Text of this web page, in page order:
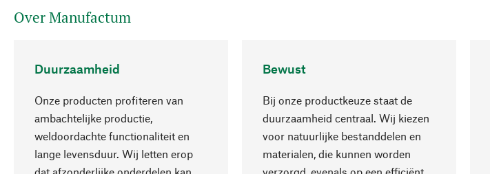
Over Manufactum
Duurzaamheid
Onze producten profiteren van
ambachtelijke productie,
weldoordachte functionaliteit en
lange levensduur. Wij letten erop
Bewust
Bij onze productkeuze staat de
duurzaamheid centraal. Wij kiezen
voor natuurlijke bestanddelen en
materialen, die kunnen worden